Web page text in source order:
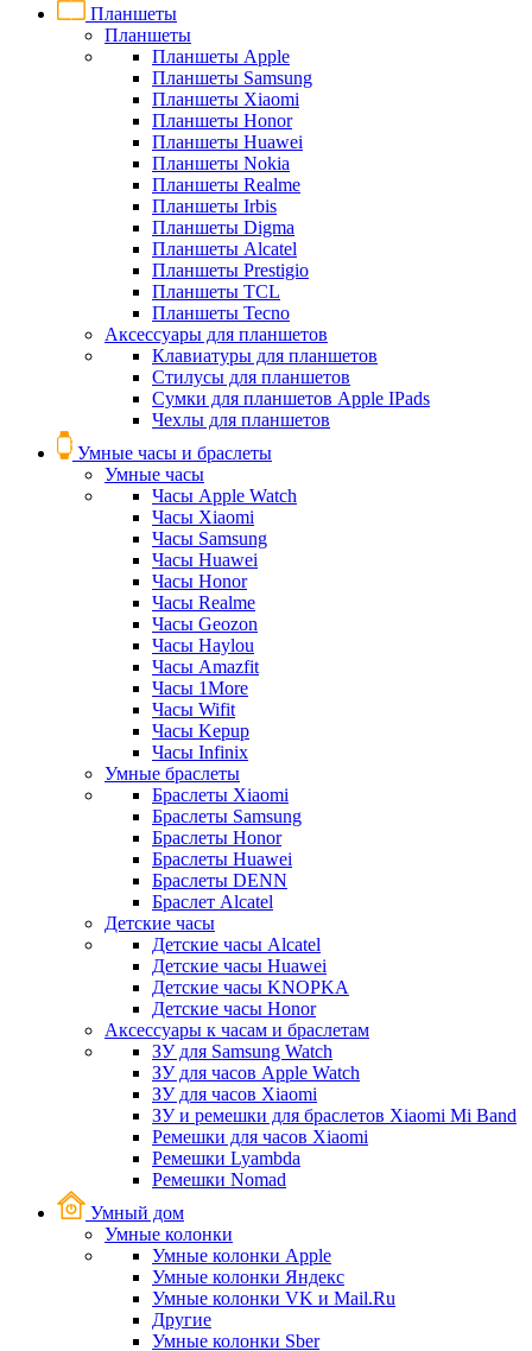
Планшеты
Планшеты
Планшеты Apple
Планшеты Samsung
Планшеты Xiaomi
Планшеты Honor
Планшеты Huawei
Планшеты Nokia
Планшеты Realme
Планшеты Irbis
Планшеты Digma
Планшеты Alcatel
Планшеты Prestigio
Планшеты TCL
Планшеты Tecno
Аксессуары для планшетов
Клавиатуры для планшетов
Стилусы для планшетов
Сумки для планшетов Apple IPads
Чехлы для планшетов
Умные часы и браслеты
Умные часы
Часы Apple Watch
Часы Xiaomi
Часы Samsung
Часы Huawei
Часы Honor
Часы Realme
Часы Geozon
Часы Haylou
Часы Amazfit
Часы 1More
Часы Wifit
Часы Kepup
Часы Infinix
Умные браслеты
Браслеты Xiaomi
Браслеты Samsung
Браслеты Honor
Браслеты Huawei
Браслеты DENN
Браслет Alcatel
Детские часы
Детские часы Alcatel
Детские часы Huawei
Детские часы KNOPKA
Детские часы Honor
Аксессуары к часам и браслетам
ЗУ для Samsung Watch
ЗУ для часов Apple Watch
ЗУ для часов Xiaomi
ЗУ и ремешки для браслетов Xiaomi Mi Band
Ремешки для часов Xiaomi
Ремешки Lyambda
Ремешки Nomad
Умный дом
Умные колонки
Умные колонки Apple
Умные колонки Яндекс
Умные колонки VK и Mail.Ru
Другие
Умные колонки Sber